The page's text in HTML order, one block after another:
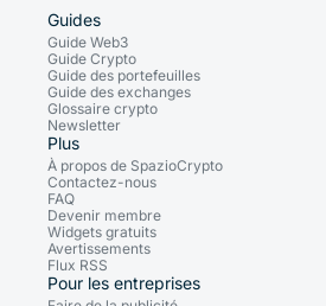
Guides
Guide Web3
Guide Crypto
Guide des portefeuilles
Guide des exchanges
Glossaire crypto
Newsletter
Plus
À propos de SpazioCrypto
Contactez-nous
FAQ
Devenir membre
Widgets gratuits
Avertissements
Flux RSS
Pour les entreprises